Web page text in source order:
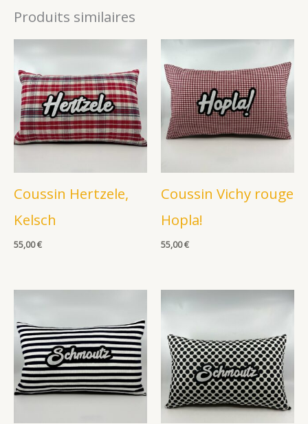
Produits similaires
Coussin Hertzele,
Kelsch
55,00€
Coussin Vichy rouge
Hopla!
55,00€